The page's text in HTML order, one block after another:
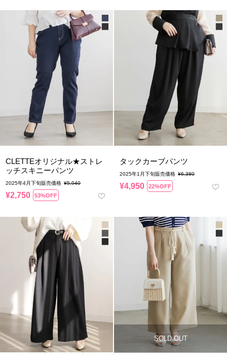
CLETTEオリジナル★ストレ
ッチスキニーパンツ
2025年4月下旬販売価格 ¥5,940
¥2,750 53%OFF
タックカーブパンツ
2025年1月下旬販売価格 ¥6,380
¥4,950 22%OFF
SOLD OUT